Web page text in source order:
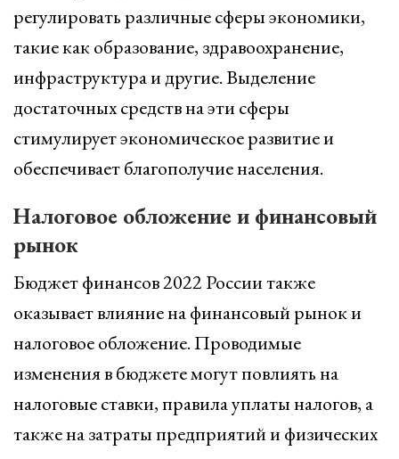
регулировать различные сферы экономики,
такие как образование, здравоохранение,
инфраструктура и другие. Выделение
достаточных средств на эти сферы
стимулирует экономическое развитие и
обеспечивает благополучие населения.
Налоговое обложение и финансовый
рынок
Бюджет финансов 2022 России также
оказывает влияние на финансовый рынок и
налоговое обложение. Проводимые
изменения в бюджете могут повлиять на
налоговые ставки, правила уплаты налогов, а
также на затраты предприятий и физических